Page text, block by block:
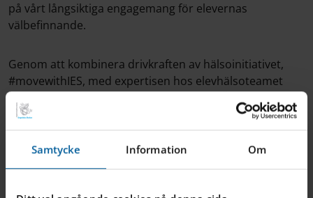
Samtycke Information Om
på vårt långsiktiga engagemang för elevernas
välbefinnande.
Genom att kombinera drivkraften av hälsoinitiativet,
#movewithIES, med expertisen hos elevhälsoteamet
och ledningens strategiska stöd, har IES Östersund visat
att elevhälsa är en integrerad del av skolans
systematiska kvalitetsarbete.
– Jag är oerhört stolt över vår personal och våra elever